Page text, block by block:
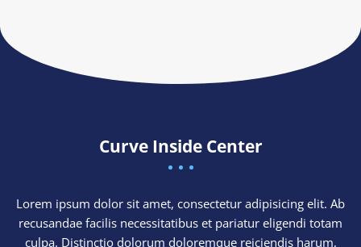
Curve Inside Center
Lorem ipsum dolor sit amet, consectetur adipisicing elit. Ab
recusandae facilis necessitatibus et pariatur eligendi totam
culpa. Distinctio dolorum doloremque reiciendis harum,